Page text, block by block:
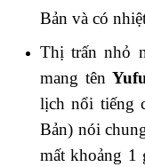
Bản và có
Thị trấn nhỏ
mang tên
lịch nổi tiếng
Bản) nói
mất khoảng 1